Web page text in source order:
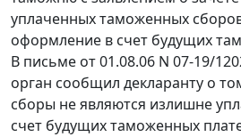
уплаченных таможенных
оформление в счет будущих
В письме от 01.08.06 N 07-19/
орган сообщил декларанту о
сборы не являются излишне
счет будущих таможенных